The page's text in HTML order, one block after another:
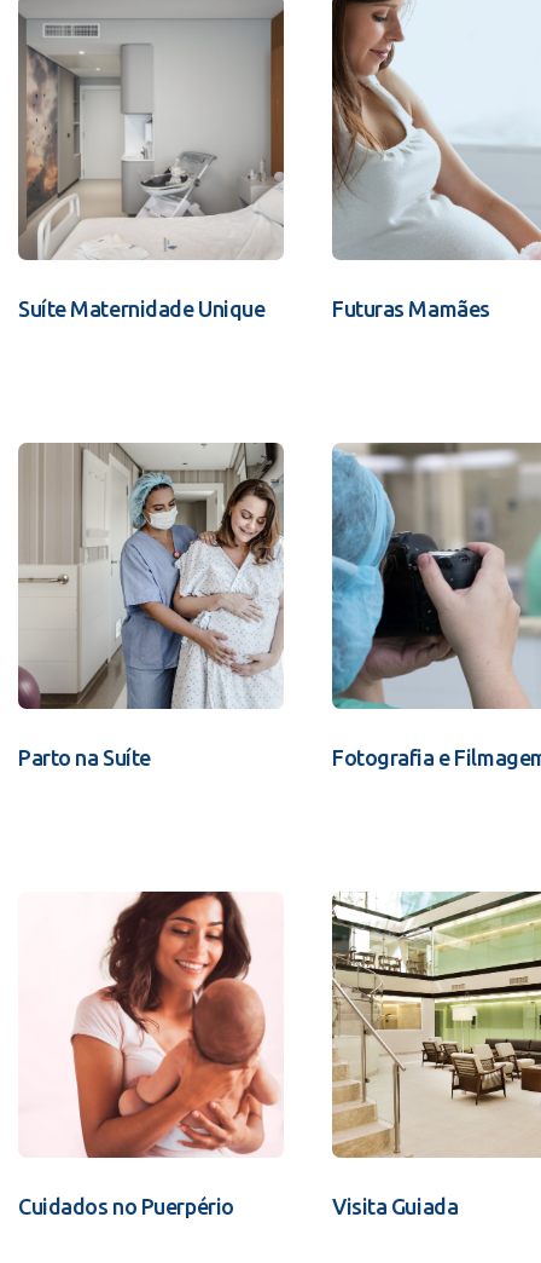
Suíte Maternidade Unique Futuras Mamães
Parto na Suíte Fotografia e
Cuidados no Puerpério Visita Guiada